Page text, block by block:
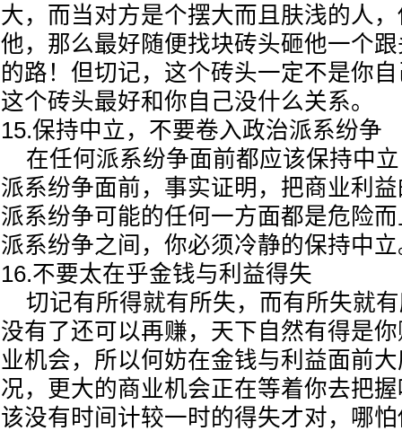
大，而当对方是个摆大而且肤浅的人
他，那么最好随便找块砖头砸他一个
的路！但切记，这个砖头一定不是你
这个砖头最好和你自己没什么关系
15.保持中立，不要卷入政治派系纷争
在任何派系纷争面前都应该保持中
派系纷争面前，事实证明，把商业利
派系纷争可能的任何一方面都是危险
派系纷争之间，你必须冷静的保持中
16.不要太在乎金钱与利益得失
切记有所得就有所失，而有所失就
没有了还可以再赚，天下自然有得是
业机会，所以何妨在金钱与利益面前
况，更大的商业机会正在等着你去把
该没有时间计较一时的得失才对，哪